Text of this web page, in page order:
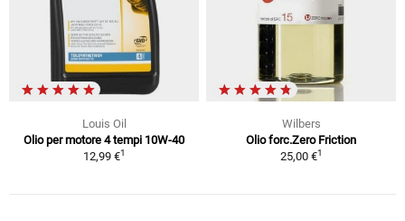
Louis Oil
Olio per motore 4 tempi 10W-40
12,99 €1
Wilbers
Olio forc.Zero Friction
25,00 €1